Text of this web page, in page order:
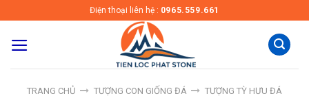
to
content
Điện thoại liên hệ : 0965.559.661
TRANG CHỦ TƯỢNG CON GIỐNG ĐÁ TƯỢNG TỲ HƯU ĐÁ